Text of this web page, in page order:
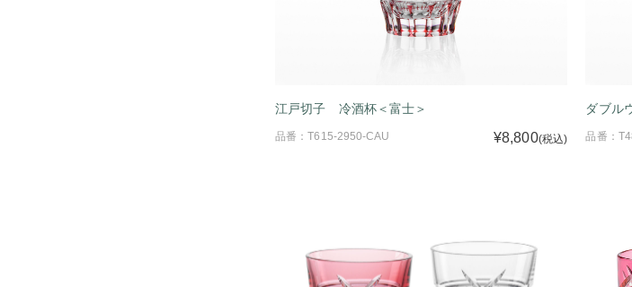
江戸切子 冷酒杯＜富士＞
品番：T615-2950-CAU ¥8,800(税込)
ダブル
品番：